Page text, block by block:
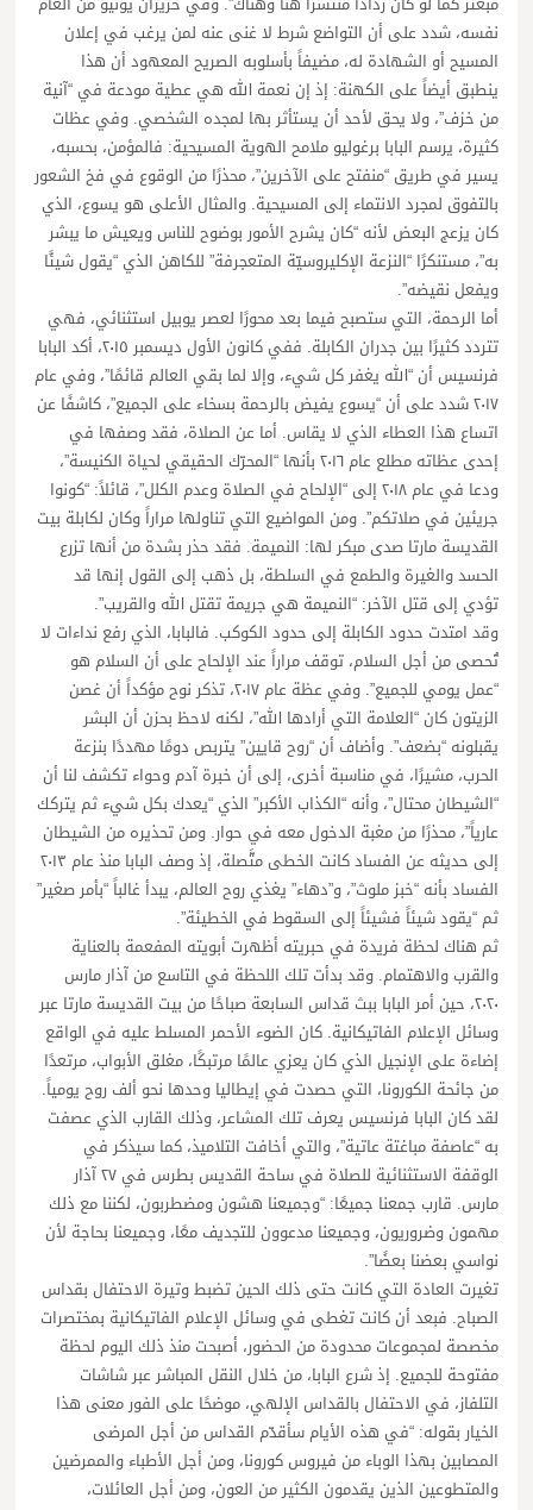
نفسه، شدد على أن التواضع شرط لا غنى عنه لمن يرغب في إعلان
المسيح أو الشهادة له، مضيفاً بأسلوبه الصريح المعهود أن هذا
ينطبق أيضاً على الكهنة: إذ إن نعمة الله هي عطية مودعة في “آنية
من خزف”، ولا يحق لأحد أن يستأثر بها لمجده الشخصي. وفي عظات
كثيرة، يرسم البابا برغوليو ملامح الهوية المسيحية: فالمؤمن، بحسبه،
يسير في طريق “منفتح على الآخرين”، محذرًا من الوقوع في فخ الشعور
بالتفوق لمجرد الانتماء إلى المسيحية. والمثال الأعلى هو يسوع، الذي
كان يزعج البعض لأنه “كان يشرح الأمور بوضوح للناس ويعيش ما يبشر
به”، مستنكرًا “النزعة الإكليروسيّة المتعجرفة” للكاهن الذي “يقول شيئًا
ويفعل نقيضه”.
أما الرحمة، التي ستصبح فيما بعد محورًا لعصر يوبيل استثنائي، فهي
تتردد كثيرًا بين جدران الكابلة. ففي كانون الأول ديسمبر ٢٠١٥، أكد البابا
فرنسيس أن “الله يغفر كل شيء، وإلا لما بقي العالم قائمًا”، وفي عام
٢٠١٧ شدد على أن “يسوع يفيض بالرحمة بسخاء على الجميع”، كاشفًا عن
اتساع هذا العطاء الذي لا يقاس. أما عن الصلاة، فقد وصفها في
إحدى عظاته مطلع عام ٢٠١٦ بأنها “المحرّك الحقيقي لحياة الكنيسة”،
ودعا في عام ٢٠١٨ إلى “الإلحاح في الصلاة وعدم الكلل”، قائلاً: “كونوا
جريئين في صلاتكم”. ومن المواضيع التي تناولها مراراً وكان لكابلة بيت
القديسة مارتا صدى مبكر لها: النميمة. فقد حذر بشدة من أنها تزرع
الحسد والغيرة والطمع في السلطة، بل ذهب إلى القول إنها قد
تؤدي إلى قتل الآخر: “النميمة هي جريمة تقتل الله والقريب”.
وقد امتدت حدود الكابلة إلى حدود الكوكب. فالبابا، الذي رفع نداءات لا
تُحصى من أجل السلام، توقف مراراً عند الإلحاح على أن السلام هو
“عمل يومي للجميع”. وفي عظة عام ٢٠١٧، تذكر نوح مؤكداً أن غصن
الزيتون كان “العلامة التي أرادها الله”، لكنه لاحظ بحزن أن البشر
يقبلونه “بضعف”. وأضاف أن “روح قايين” يتربص دومًا مهددًا بنزعة
الحرب، مشيرًا، في مناسبة أخرى، إلى أن خبرة آدم وحواء تكشف لنا أن
“الشيطان محتال”، وأنه “الكذاب الأكبر” الذي “يعدك بكل شيء ثم يتركك
عارياً”، محذرًا من مغبة الدخول معه في حوار. ومن تحذيره من الشيطان
إلى حديثه عن الفساد كانت الخطى متَّصلة، إذ وصف البابا منذ عام ٢٠١٣
الفساد بأنه “خبز ملوث”، و”دهاء” يغذي روح العالم، يبدأ غالباً “بأمر صغير”
ثم “يقود شيئاً فشيئاً إلى السقوط في الخطيئة”.
ثم هناك لحظة فريدة في حبريته أظهرت أبويته المفعمة بالعناية
والقرب والاهتمام. وقد بدأت تلك اللحظة في التاسع من آذار مارس
٢٠٢٠، حين أمر البابا ببث قداس السابعة صباحًا من بيت القديسة مارتا عبر
وسائل الإعلام الفاتيكانية. كان الضوء الأحمر المسلط عليه في الواقع
إضاءة على الإنجيل الذي كان يعزي عالمًا مرتبكًا، مغلق الأبواب، مرتعدًا
من جائحة الكورونا، التي حصدت في إيطاليا وحدها نحو ألف روح يومياً.
لقد كان البابا فرنسيس يعرف تلك المشاعر، وذلك القارب الذي عصفت
به “عاصفة مباغتة عاتية”، والتي أخافت التلاميذ، كما سيذكر في
الوقفة الاستثنائية للصلاة في ساحة القديس بطرس في ٢٧ آذار
مارس. قارب جمعنا جميعًا: “وجميعنا هشون ومضطربون، لكننا مع ذلك
مهمون وضروريون، وجميعنا مدعوون للتجديف معًا، وجميعنا بحاجة لأن
نواسي بعضنا بعضًا”.
تغيرت العادة التي كانت حتى ذلك الحين تضبط وتيرة الاحتفال بقداس
الصباح. فبعد أن كانت تغطى في وسائل الإعلام الفاتيكانية بمختصرات
مخصصة لمجموعات محدودة من الحضور، أصبحت منذ ذلك اليوم لحظة
مفتوحة للجميع. إذ شرع البابا، من خلال النقل المباشر عبر شاشات
التلفاز، في الاحتفال بالقداس الإلهي، موضحًا على الفور معنى هذا
الخيار بقوله: “في هذه الأيام سأقدّم القداس من أجل المرضى
المصابين بهذا الوباء من فيروس كورونا، ومن أجل الأطباء والممرضين
والمتطوعين الذين يقدمون الكثير من العون، ومن أجل العائلات،